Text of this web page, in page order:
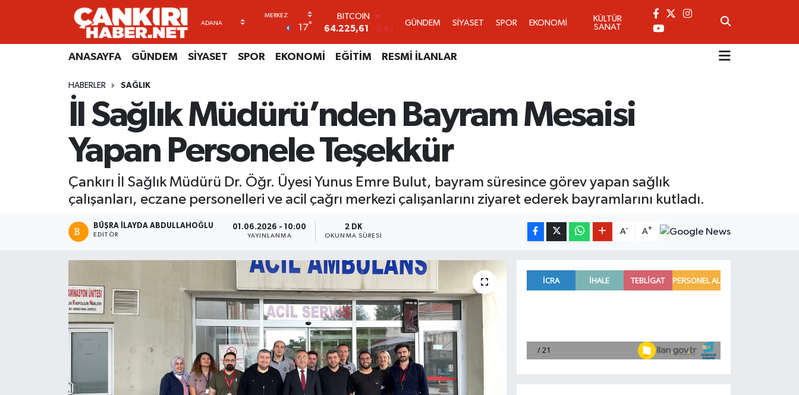
17°
DOLAR
47,7143
0.16
55,0317
-0.02
6510.40
BİST100
13.799 70
BITCOIN
64.225,61
-0.63
GÜNDEM SİYASET SPOR EKONOMİ
KÜLTÜR
SANAT
ANASAYFA GÜNDEM SİYASET SPOR EKONOMİ EĞİTİM RESMİ İLANLAR
HABERLER SAĞLIK
İl Sağlık Müdürü’nden Bayram Mesaisi
Yapan Personele Teşekkür
Çankırı İl Sağlık Müdürü Dr. Öğr. Üyesi Yunus Emre Bulut, bayram süresince görev yapan sağlık
çalışanları, eczane personelleri ve acil çağrı merkezi çalışanlarını ziyaret ederek bayramlarını kutladı.
BÜŞRA İLAYDA ABDULLAHOĞLU
EDITÖR
01.06.2026 - 10:00
YAYINLANMA
2 DK
OKUNMA SÜRESI
A- A+
ANASAYFA
RESMİ İLANLAR
Künye
Gizlilik Sözleşmesi
BİYOGRAFİLER
GÜNDEM
KÜLTÜR SANAT
MAGAZİN
Merkez Hava Durumu
Süper Lig Puan Durumu ve Fikstür
Tüm Manşetler
Son Dakika Haberleri
Haber Arşivi